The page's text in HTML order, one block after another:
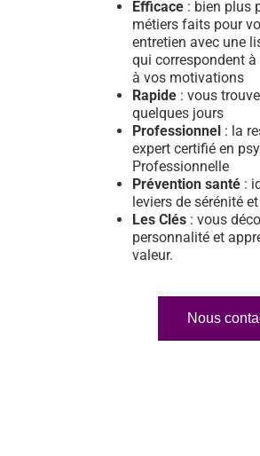
Efficace : bien plus
métiers faits pour
entretien avec une
qui correspondent
à vos motivations
Rapide : vous
quelques jours
Professionnel : la
expert certifié en
Professionnelle
Prévention santé :
leviers de sérénité
Les Clés : vous
personnalité et
valeur.
Nous